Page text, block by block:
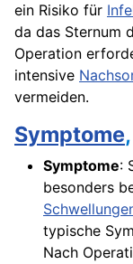
ein Risiko für
da das Sternum
Operation
intensive
vermeiden.
Symptome,
Symptome:
besonders
typische
Nach